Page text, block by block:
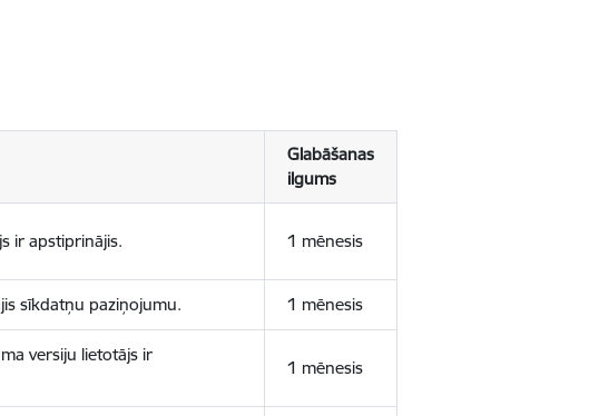
Glabāšanas
ilgums
ir apstiprinājis. 1 mēnesis
sīkdatņu paziņojumu. 1 mēnesis
versiju lietotājs ir
1 mēnesis